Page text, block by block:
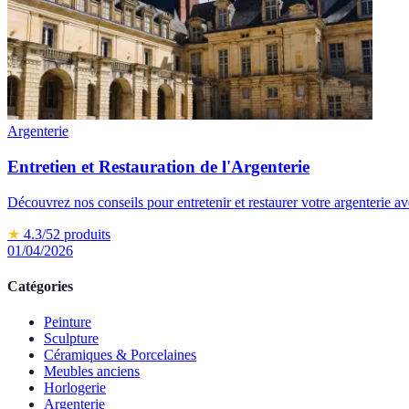
Argenterie
Entretien et Restauration de l'Argenterie
Découvrez nos conseils pour entretenir et restaurer votre argenterie
★ 4.3/52 produits
01/04/2026
Catégories
Peinture
Sculpture
Céramiques & Porcelaines
Meubles anciens
Horlogerie
Argenterie